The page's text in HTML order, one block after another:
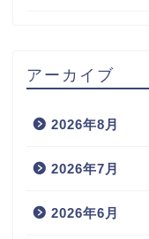
アーカイブ
2026年8月
2026年7月
2026年6月